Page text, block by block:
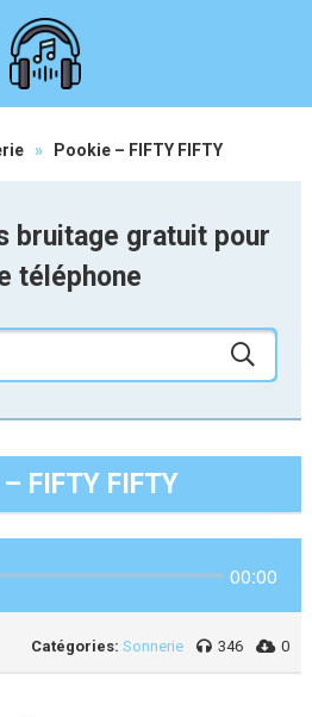
» Pookie – FIFTY FIFTY
bruitage gratuit pour
téléphone
FIFTY FIFTY
00:00
Catégories: Sonnerie 346 0